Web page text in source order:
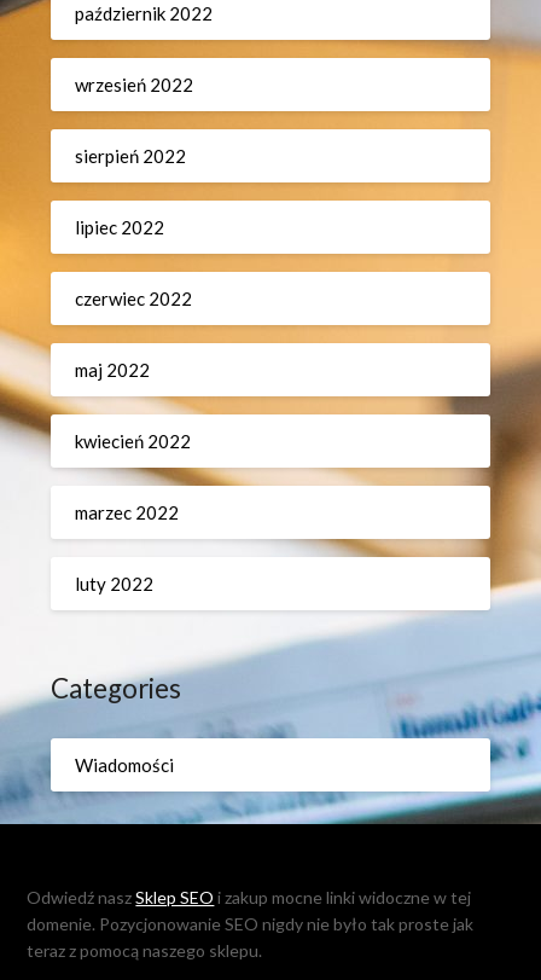
październik 2022
wrzesień 2022
sierpień 2022
lipiec 2022
czerwiec 2022
maj 2022
kwiecień 2022
marzec 2022
luty 2022
Categories
Wiadomości
Odwiedź naszSklep SEO i zakup mocne linki widoczne w tej
domenie. Pozycjonowanie SEO nigdy nie było tak proste jak
teraz z pomocą naszego sklepu.